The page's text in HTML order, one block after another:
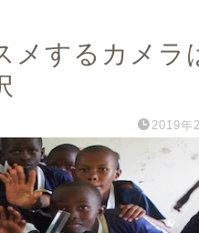
メするカメラ
2019年